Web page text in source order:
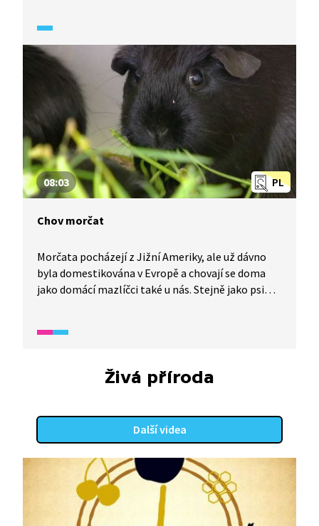
PL
08:03
Chov morčat
Morčata pocházejí z Jižní Ameriky, ale už dávno
byla domestikována v Evropě a chovají se doma
jako domácí mazlíčci také u nás. Stejně jako psi
na to.
Živá příroda
Další videa